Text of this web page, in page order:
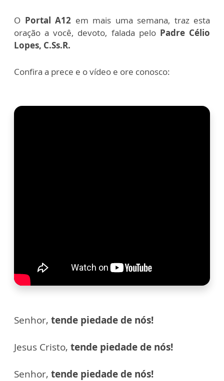
O Portal A12 em mais uma semana, traz esta
oração a você, devoto, falada pelo Padre Célio
Lopes, C.Ss.R.
Confira a prece e o vídeo e ore conosco:
Senhor, tende piedade de nós!
Jesus Cristo, tende piedade de nós!
Senhor, tende piedade de nós!